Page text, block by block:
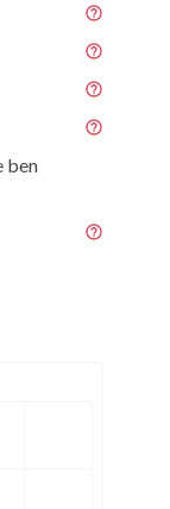
ben